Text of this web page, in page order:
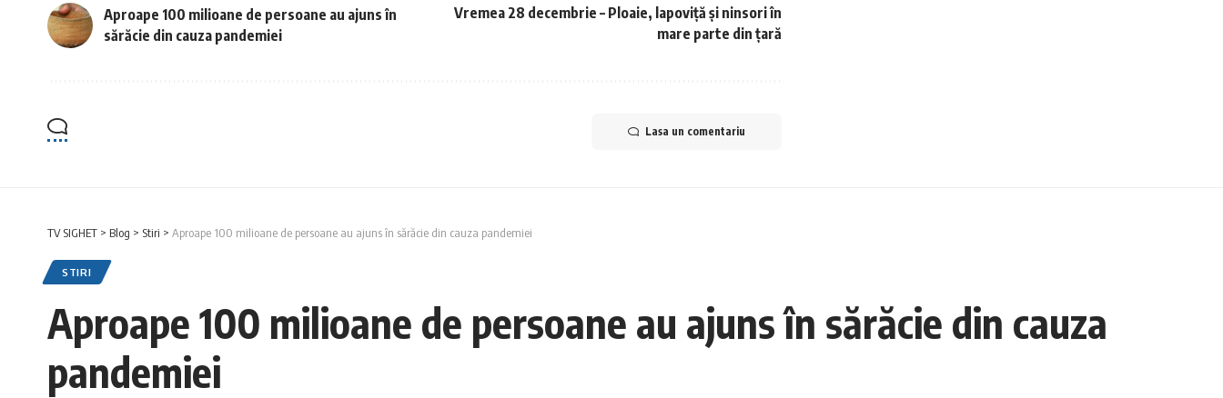
Aproape 100 milioane de persoane au ajuns în
sărăcie din cauza pandemiei
Vremea 28 decembrie – Ploaie, lapoviță și ninsori în
mare parte din țară
Lasa un comentariu
TV SIGHET > Blog > Stiri > Aproape 100 milioane de persoane au ajuns în sărăcie din cauza pandemiei
STIRI
Aproape 100 milioane de persoane au ajuns în sărăcie din cauza
pandemiei